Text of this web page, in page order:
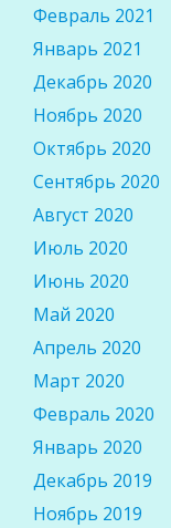
Февраль 2021
Январь 2021
Декабрь 2020
Ноябрь 2020
Октябрь 2020
Сентябрь 2020
Август 2020
Июль 2020
Июнь 2020
Май 2020
Апрель 2020
Март 2020
Февраль 2020
Январь 2020
Декабрь 2019
Ноябрь 2019